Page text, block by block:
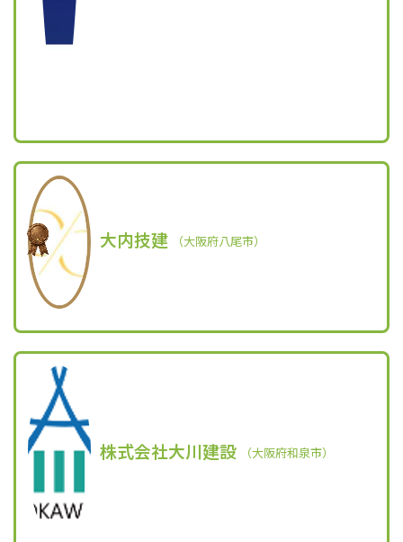
大内技建 （大阪府八尾市）
株式会社大川建設 （大阪府和泉市）